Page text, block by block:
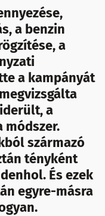
a benzin
a
a kampányát
a
származó
tényként
És ezek
egyre-másra